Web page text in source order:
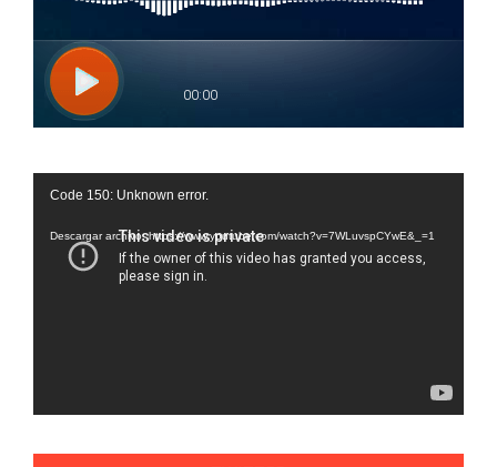
Reproductor
vídeo
Code 150: Unknown error.
Descargar archivo: https://www.youtube.com/watch?v=7WLuvspCYwE&_=1